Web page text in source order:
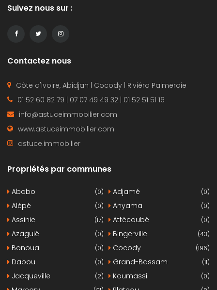
Suivez nous sur :
Contactez nous
Côte d'Ivoire, Abidjan | Cocody | Riviéra Palmeraie
01 52 60 82 79 | 07 07 49 49 32 | 01 52 51 51 16
info@astuceimmobilier.com
www.astuceimmobilier.com
astuce.immobilier
Propriétés par communes
Abobo (0) Adjamé (0)
Alépé (0) Anyama (0)
Assinie (17) Attécoubé (0)
Azaguié (0) Bingerville (43)
Bonoua (0) Cocody (196)
Dabou (0) Grand-Bassam (11)
Jacqueville (2) Koumassi (0)